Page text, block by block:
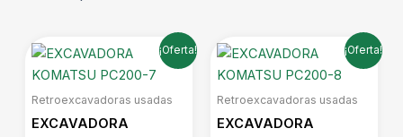
¡Oferta!
Retroexcavadoras usadas
EXCAVADORA
El
precio
original
USD
60,000.
El
precio
actual
USD
55,000.
¡Oferta!
Retroexcavadoras usadas
EXCAVADORA
El
precio
original
USD
67,000.
El
precio
actual
USD
62,000.